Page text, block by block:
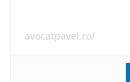
avocatpavel.ro/